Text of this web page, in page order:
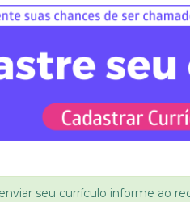
seu currículo informe ao